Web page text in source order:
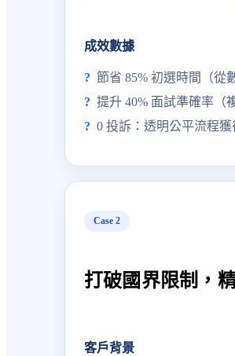
成效數據
節省 85% 初選時間（從
提升 40% 面試準確率（
0 投訴：透明公平流程
Case 2
打破國界限制，
客戶背景